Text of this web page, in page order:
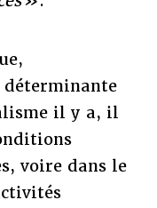
il y a, il
voire dans le